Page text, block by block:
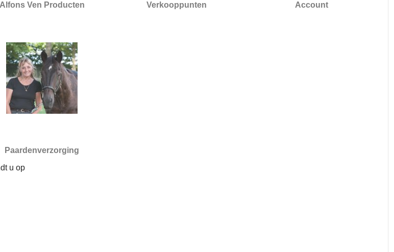
Alfons Ven Producten Verkooppunten Account
Paardenverzorging
u op